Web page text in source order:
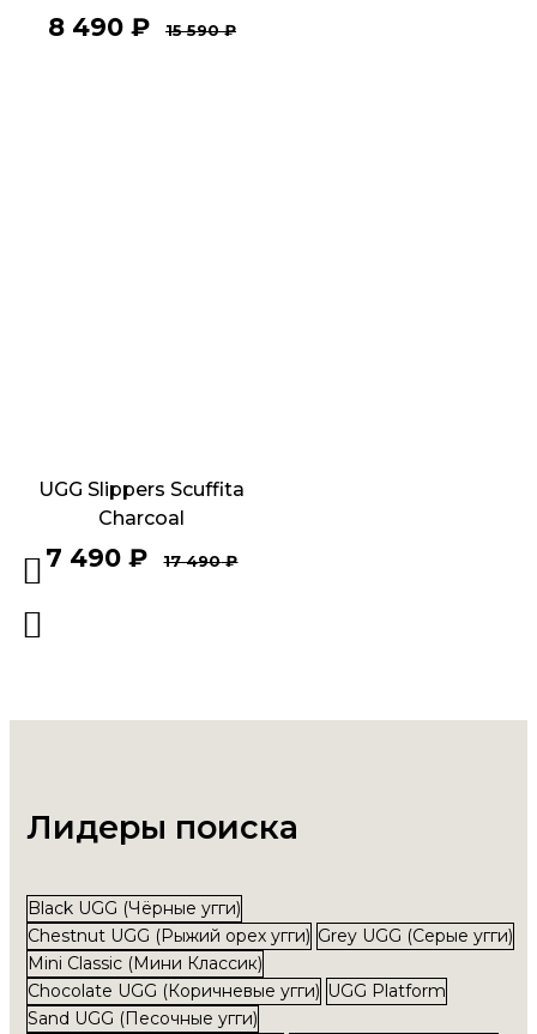
8 490₽ 15 590₽
UGG Slippers Scuffita
Charcoal
7 490 ₽ 17 490₽
Лидеры поиска
Black UGG (Чёрные угги)
Chestnut UGG (Рыжий орех угги) Grey UGG (Серые угги)
Mini Classic (Мини Классик)
Chocolate UGG (Коричневые угги) UGG Platform
Sand UGG (Песочные угги)